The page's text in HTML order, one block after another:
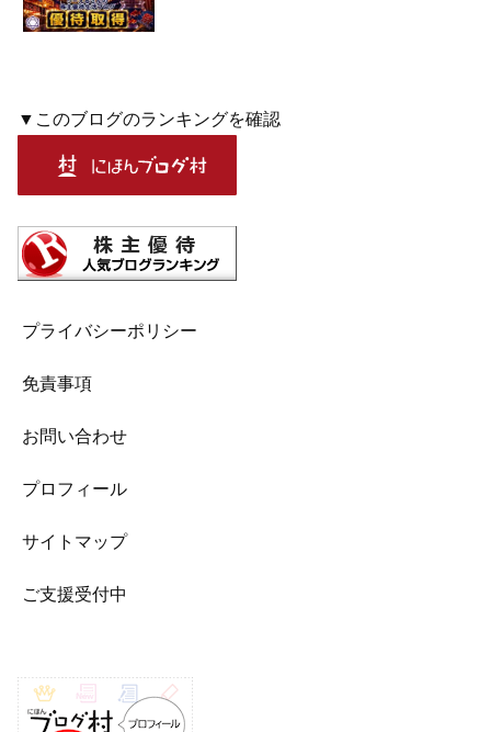
▼このブログのランキングを確認
プライバシーポリシー
免責事項
お問い合わせ
プロフィール
サイトマップ
ご支援受付中